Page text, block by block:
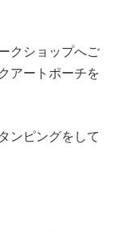
クショップへご
アートポーチを
ンピングをして